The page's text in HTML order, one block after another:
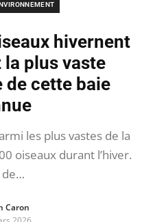
hivernent
la plus vaste
de cette baie
les plus vastes de la
oiseaux durant l’hiver.
de…
Caron